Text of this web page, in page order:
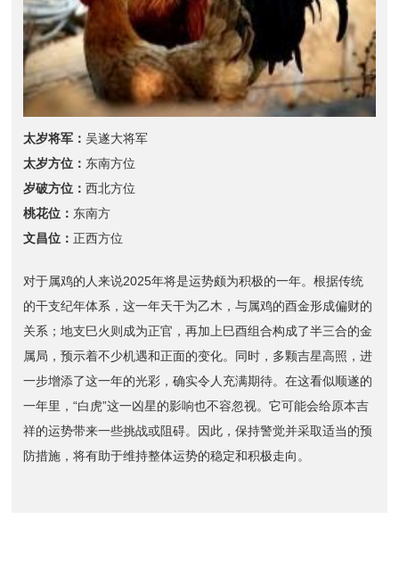
太岁将军：吴遂大将军
太岁方位： 东南方位
岁破方位：西北方位
桃花位： 东南方
文昌位：正西方位
对于属鸡的人来说2025年将是运势颇为积极的一年。根据传统
的干支纪年体系，这一年天干为乙木，与属鸡的酉金形成偏财的
关系；地支巳火则成为正官，再加上巳酉组合构成了半三合的金
属局，预示着不少机遇和正面的变化。同时，多颗吉星高照，进
一步增添了这一年的光彩，确实令人充满期待。在这看似顺遂的
一年里，“白虎”这一凶星的影响也不容忽视。它可能会给原本吉
祥的运势带来一些挑战或阻碍。因此，保持警觉并采取适当的预
防措施，将有助于维持整体运势的稳定和积极走向。